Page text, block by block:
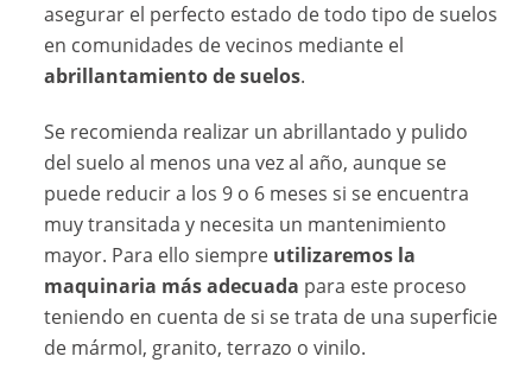
asegurar el perfecto estado de todo tipo de suelos
en comunidades de vecinos mediante el
abrillantamiento de suelos.
Se recomienda realizar un abrillantado y pulido
del suelo al menos una vez al año, aunque se
puede reducir a los 9 o 6 meses si se encuentra
muy transitada y necesita un mantenimiento
mayor. Para ello siempre utilizaremos la
maquinaria más adecuada para este proceso
teniendo en cuenta de si se trata de una superficie
de mármol, granito, terrazo o vinilo.